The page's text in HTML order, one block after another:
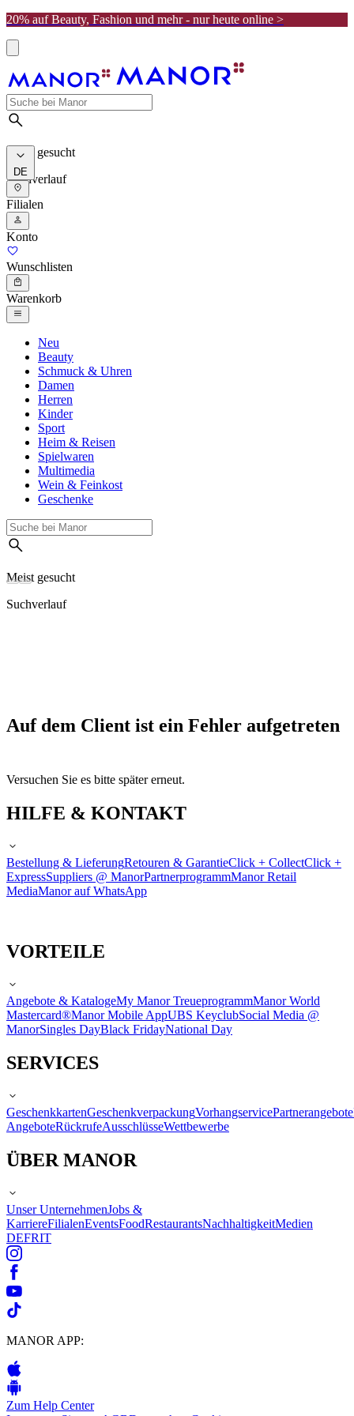
20% auf Beauty, Fashion und mehr - nur heute online >
Meist gesucht
Suchverlauf
DE
Filialen
Konto
Wunschlisten
Warenkorb
Neu
Beauty
Schmuck & Uhren
Damen
Herren
Kinder
Sport
Heim & Reisen
Spielwaren
Multimedia
Wein & Feinkost
Geschenke
Meist gesucht
Suchverlauf
Auf dem Client ist ein Fehler aufgetreten
Versuchen Sie es bitte später erneut.
HILFE & KONTAKT
Bestellung & LieferungRetouren & GarantieClick + CollectClick +
ExpressSuppliers @ ManorPartnerprogrammManor Retail
MediaManor auf WhatsApp
VORTEILE
Angebote & KatalogeMy Manor TreueprogrammManor World
Mastercard®Manor Mobile AppUBS KeyclubSocial Media @
ManorSingles DayBlack FridayNational Day
SERVICES
GeschenkkartenGeschenkverpackungVorhangservicePartnerangebote
AngeboteRückrufeAusschlüsseWettbewerbe
ÜBER MANOR
Unser UnternehmenJobs &
KarriereFilialenEventsFoodRestaurantsNachhaltigkeitMedien
DEFRIT
MANOR APP:
Zum Help Center